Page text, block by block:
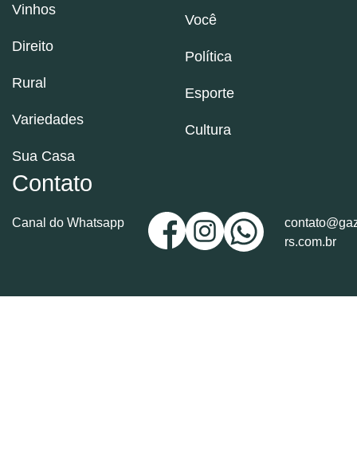
Vinhos
Direito
Rural
Variedades
Sua Casa
Você
Política
Esporte
Cultura
Contato
Canal do Whatsapp
rs.com.br